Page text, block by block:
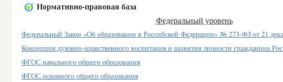
Нормативно-правовая база
Федеральный уровень
Федеральный Закон «Об образовании в Российской Федерации» № 273-ФЗ от 21
Концепция духовно-нравственного воспитания и развития личности гражданина
ФГОС начального общего образования
ФГОС основного общего образования